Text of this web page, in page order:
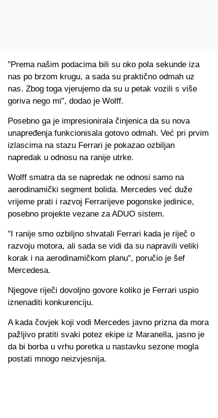
"Prema našim podacima bili su oko pola sekunde iza
nas po brzom krugu, a sada su praktično odmah uz
nas. Zbog toga vjerujemo da su u petak vozili s više
goriva nego mi", dodao je Wolff.
Posebno ga je impresionirala činjenica da su nova
unapređenja funkcionisala gotovo odmah. Već pri prvim
izlascima na stazu Ferrari je pokazao ozbiljan
napredak u odnosu na ranije utrke.
Wolff smatra da se napredak ne odnosi samo na
aerodinamički segment bolida. Mercedes već duže
vrijeme prati i razvoj Ferrarijeve pogonske jedinice,
posebno projekte vezane za ADUO sistem.
"I ranije smo ozbiljno shvatali Ferrari kada je riječ o
razvoju motora, ali sada se vidi da su napravili veliki
korak i na aerodinamičkom planu", poručio je šef
Mercedesa.
Njegove riječi dovoljno govore koliko je Ferrari uspio
iznenaditi konkurenciju.
A kada čovjek koji vodi Mercedes javno prizna da mora
pažljivo pratiti svaki potez ekipe iz Maranella, jasno je
da bi borba u vrhu poretka u nastavku sezone mogla
postati mnogo neizvjesnija.